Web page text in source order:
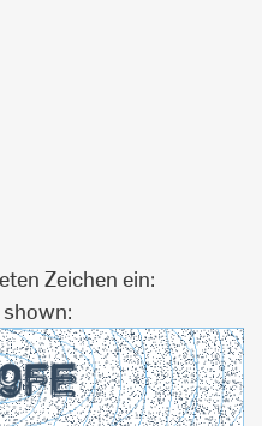
Zeichen ein: